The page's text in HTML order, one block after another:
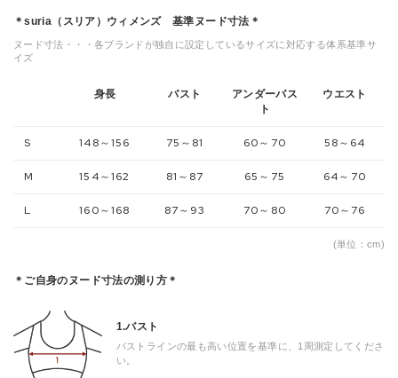
＊suria（スリア）ウィメンズ 基準ヌード寸法＊
ヌード寸法・・・各ブランドが独自に設定しているサイズに対応する体系基準サ
イズ
身長 バスト
アンダーバス
ト
ウエスト
S 148～156 75～81 60～70 58～64
M 154～162 81～87 65～75 64～70
L 160～168 87～93 70～80 70～76
(単位：cm)
＊ご自身のヌード寸法の測り方＊
1.バスト
バストラインの最も高い位置を基準に、1周測定してくださ
い。